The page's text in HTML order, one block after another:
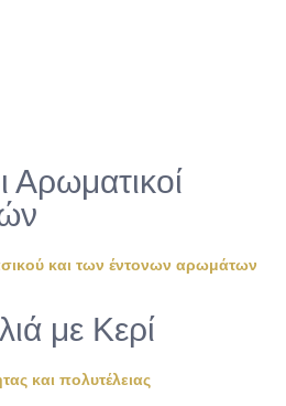
Αρωματικοί
και των έντονων αρωμάτων
με Κερί
και πολυτέλειας